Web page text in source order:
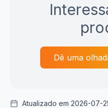
Dê uma
Atualizado em 2026-07-